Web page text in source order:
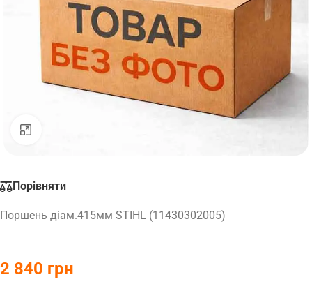
Порівняти
Поршень діам.415мм STIHL (11430302005)
2 840 грн